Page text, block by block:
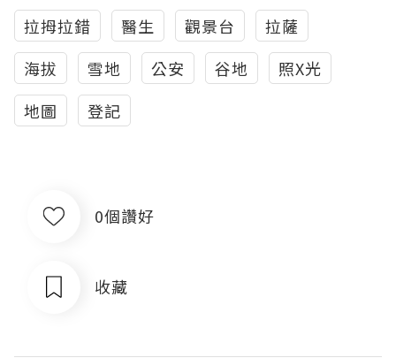
拉拇拉錯
醫生 觀景台
拉薩
海拔
雪地 公安 谷地
照X光
地圖
登記
0個讚好
收藏